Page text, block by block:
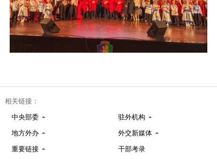
相关链接：
中央部委 驻外机构
地方外办 外交新媒体
重要链接 干部考录